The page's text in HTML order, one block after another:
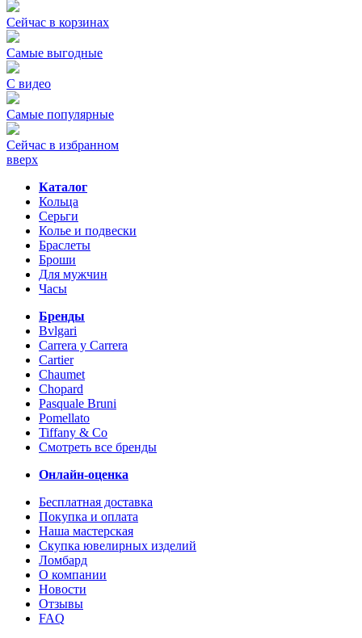
Сейчас в корзинах
Самые выгодные
С видео
Самые популярные
Сейчас в избранном
вверх
Каталог
Кольца
Серьги
Колье и подвески
Браслеты
Броши
Для мужчин
Часы
Бренды
Bvlgari
Carrera y Carrera
Cartier
Chaumet
Chopard
Pasquale Bruni
Pomellato
Tiffany & Co
Смотреть все бренды
Онлайн-оценка
Бесплатная доставка
Покупка и оплата
Наша мастерская
Скупка ювелирных изделий
Ломбард
О компании
Новости
Отзывы
FAQ